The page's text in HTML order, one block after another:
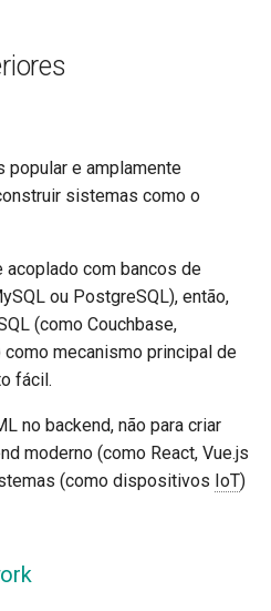
Cabeçalho
Modelos Adicionais
Dados do formulário
Modelos de Formulários
Arquivos de Requisição
Formulários e Arquivos da
Requisição
Atrás de um Proxy
WebSockets
Testando WebSockets
Testando eventos:
inicialização -
Testando Dependências
Sobreposições
Testes Assíncronos
popular e amplamente
sistemas como o
com bancos de
ou PostgreSQL), então,
(como Couchbase,
como mecanismo principal de
fácil.
no backend, não para criar
moderno (como React, Vue.js
(como dispositivos IoT)